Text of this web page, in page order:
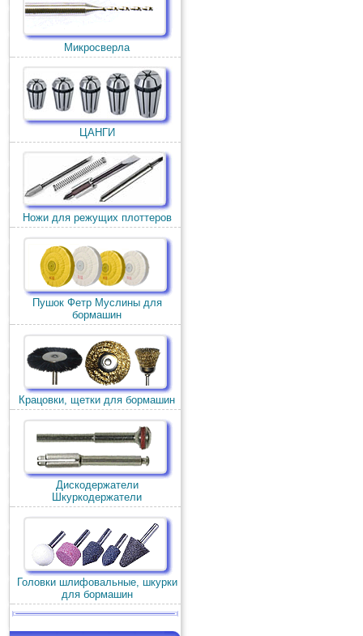
Микросверла
ЦАНГИ
Ножи для режущих плоттеров
Пушок Фетр Муслины для
бормашин
Крацовки, щетки для бормашин
Дискодержатели
Шкуркодержатели
Головки шлифовальные, шкурки
для бормашин